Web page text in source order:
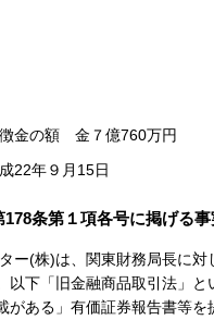
金の額 金７億760万円
年９月15日
条第１項各号に掲げる事
(株)は、関東財務局長に対
以下「旧金融商品取引法」
がある」有価証券報告書等を